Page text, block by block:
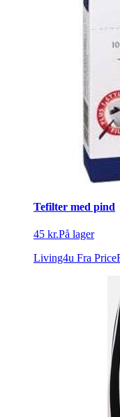
Tefilter med pind
45 kr.På lager
Living4u Fra